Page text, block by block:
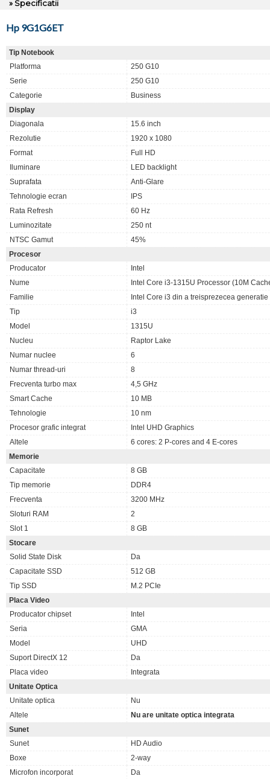
» Specificatii
Hp 9G1G6ET
Tip Notebook
Platforma
250 G10
Serie
250 G10
Categorie
Business
Display
Diagonala
15.6 inch
Rezolutie
1920 x 1080
Format
Full HD
Iluminare
LED backlight
Suprafata
Anti-Glare
Tehnologie ecran
IPS
Rata Refresh
60 Hz
Luminozitate
250 nt
NTSC Gamut
45%
Procesor
Producator
Intel
Nume
Intel Core i3-1315U Processor (10M
Familie
Intel Core i3 din a treisprezecea
Tip
i3
Model
1315U
Nucleu
Raptor Lake
Numar nuclee
6
Numar thread-uri
8
Frecventa turbo max
4,5 GHz
Smart Cache
10 MB
Tehnologie
10 nm
Procesor grafic integrat
Intel UHD Graphics
Altele
6 cores: 2 P-cores and 4 E-cores
Memorie
Capacitate
8 GB
Tip memorie
DDR4
Frecventa
3200 MHz
Sloturi RAM
2
Slot 1
8 GB
Stocare
Solid State Disk
Da
Capacitate SSD
512 GB
Tip SSD
M.2 PCIe
Placa Video
Producator chipset
Intel
Seria
GMA
Model
UHD
Suport DirectX 12
Da
Placa video
Integrata
Unitate Optica
Unitate optica
Nu
Altele
Nu are unitate optica integrata
Sunet
Sunet
HD Audio
Boxe
2-way
Microfon incorporat
Da